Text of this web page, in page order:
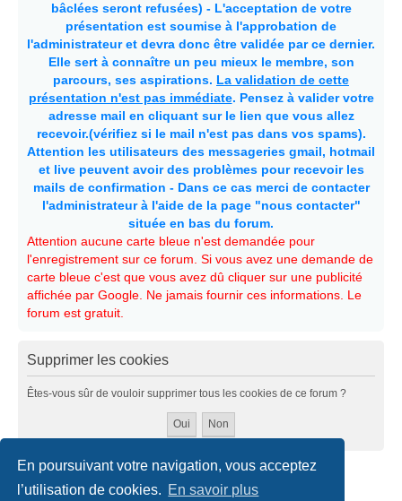
En poursuivant votre navigation, vous acceptez
l’utilisation de cookies. En savoir plus
bâclées seront refusées) - L'acceptation de votre
présentation est soumise à l'approbation de
l'administrateur et devra donc être validée par ce dernier.
Elle sert à connaître un peu mieux le membre, son
parcours, ses aspirations. La validation de cette
présentation n'est pas immédiate. Pensez à valider votre
adresse mail en cliquant sur le lien que vous allez
recevoir.(vérifiez si le mail n'est pas dans vos spams).
Attention les utilisateurs des messageries gmail, hotmail
et live peuvent avoir des problèmes pour recevoir les
mails de confirmation - Dans ce cas merci de contacter
l'administrateur à l'aide de la page "nous contacter"
située en bas du forum.
Attention aucune carte bleue n'est demandée pour
l'enregistrement sur ce forum. Si vous avez une demande de
carte bleue c'est que vous avez dû cliquer sur une publicité
affichée par Google. Ne jamais fournir ces informations. Le
forum est gratuit.
Supprimer les cookies
Êtes-vous sûr de vouloir supprimer tous les cookies de ce forum ?
Accueil Politiques & cookies